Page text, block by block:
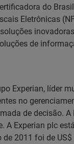
do
Eletrônicas
de
Experian, líder
no
de decisão.
A Experian plc
2011 foi de